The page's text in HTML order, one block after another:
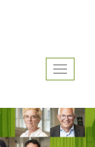
Toggle